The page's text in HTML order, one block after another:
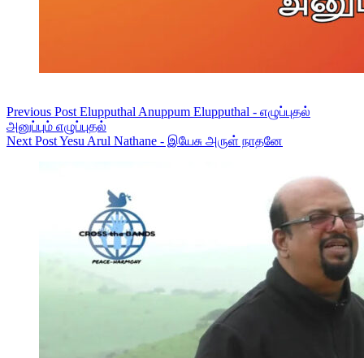
Previous Post Elupputhal Anuppum Elupputhal - எழுப்புதல்
அனுப்பும் எழுப்புதல்
Next PostYesu Arul Nathane - இயேசு அருள் நாதனே